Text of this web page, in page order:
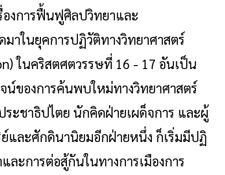
องการฟื้นฟูศิลปวิทยาและ
าในยุคการปฏิวัติทางวิทยาศาสตร์
ในคริสตศตวรรษที่ 16 - 17 อันเป็น
น์ของการค้นพบใหม่ทางวิทยาศาสตร์
ะชาธิปไตย นักคิดฝ่ายเผด็จการ และผู้
และศักดินานิยมอีกฝ่ายหนึ่ง ก็เริ่มมีปฏิ
ะการต่อสู้กันในทางการเมืองการ